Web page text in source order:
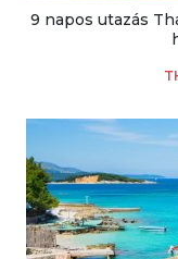
9 napos utazás